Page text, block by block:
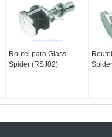
Routel para Glass
Spider (RSJ02)